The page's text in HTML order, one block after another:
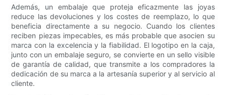
Además, un embalaje que proteja eficazmente las joyas
reduce las devoluciones y los costes de reemplazo, lo que
beneficia directamente a su negocio. Cuando los clientes
reciben piezas impecables, es más probable que asocien su
marca con la excelencia y la fiabilidad. El logotipo en la caja,
junto con un embalaje seguro, se convierte en un sello visible
de garantía de calidad, que transmite a los compradores la
dedicación de su marca a la artesanía superior y al servicio al
cliente.